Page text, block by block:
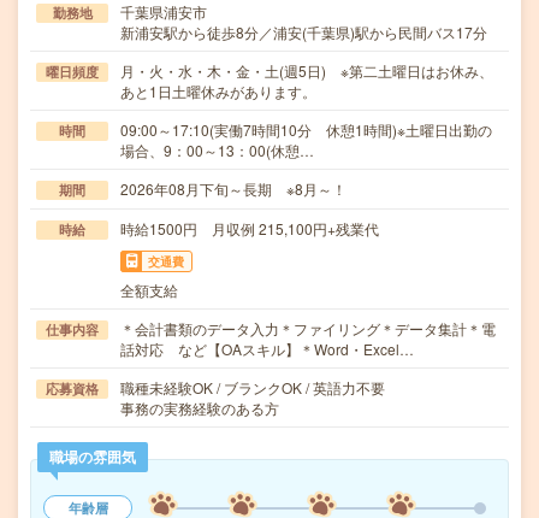
勤務地
千葉県浦安市
新浦安駅から徒歩8分／浦安(千葉県)駅から民間バス17分
曜日頻度
月・火・水・木・金・土(週5日) ※第二土曜日はお休み、
あと1日土曜休みがあります。
時間
09:00～17:10(実働7時間10分 休憩1時間)※土曜日出勤の
場合、9：00～13：00(休憩…
期間 2026年08月下旬～長期 ※8月～！
時給 時給1500円 月収例 215,100円+残業代
交通費
全額支給
仕事内容
＊会計書類のデータ入力＊ファイリング＊データ集計＊電
話対応 など【OAスキル】＊Word・Excel…
応募資格
職種未経験OK / ブランクOK / 英語力不要
事務の実務経験のある方
職場の雰囲気
年齢層